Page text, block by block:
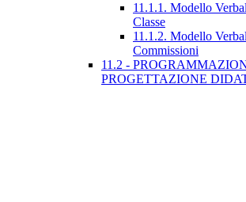
11.1.1. Modello
Classe
11.1.2. Modello
Commissioni
11.2 -
PROGETTAZIONE